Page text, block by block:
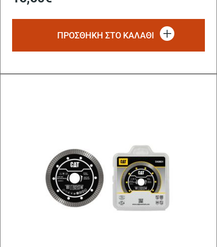
ΠΡΟΣΘΗΚΗ ΣΤΟ ΚΑΛΑΘΙ